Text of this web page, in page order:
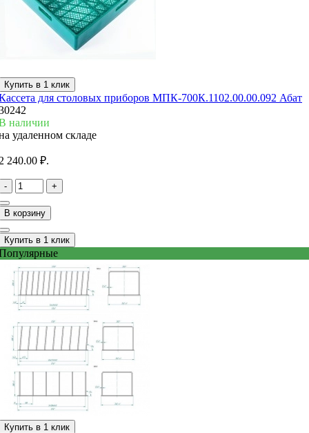
Купить в 1 клик
для столовых приборов МПК-700К.1102.00.00.092 Абат
наличии
удаленном складе
240.00 ₽.
- +
В корзину
Купить в 1 клик
Купить в 1 клик